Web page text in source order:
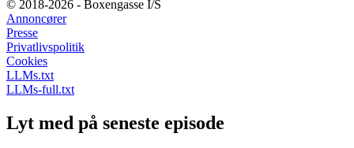
© 2018-2026 - Boxengasse I/S
Annoncører
Presse
Privatlivspolitik
Cookies
LLMs.txt
LLMs-full.txt
Lyt med på seneste episode